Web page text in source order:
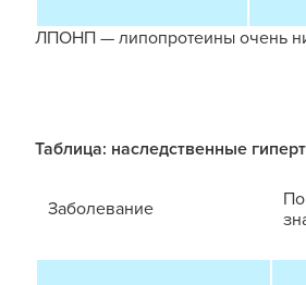
ЛПОНП — липопротеины очень
Таблица: наследственные
Заболевание